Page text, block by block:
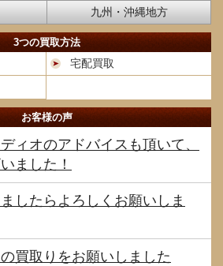
九州・沖縄地方
3つの買取方法
宅配買取
お客様の声
ィオのアドバイスも頂いて、
ました！
したらよろしくお願いしま
買取りをお願いしました